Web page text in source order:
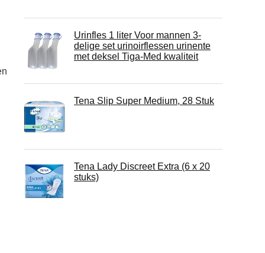
Urinfles 1 liter Voor mannen 3-
delige set urinoirflessen urinente
met deksel Tiga-Med kwaliteit
Tena Slip Super Medium, 28 Stuk
Tena Lady Discreet Extra (6 x 20
stuks)